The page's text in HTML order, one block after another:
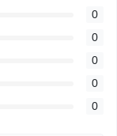
0
0
0
0
0